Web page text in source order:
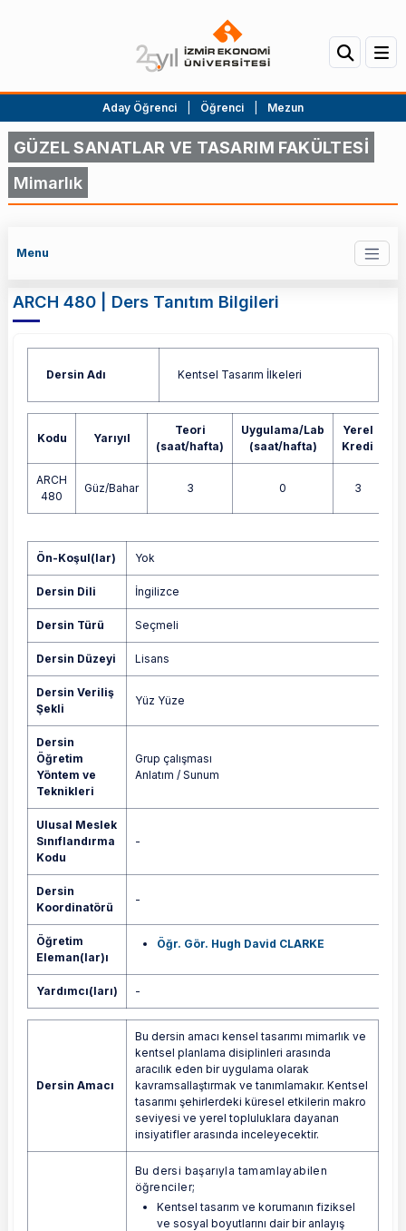
Aday Öğrenci Öğrenci Mezun
GÜZEL SANATLAR VE TASARIM FAKÜLTESİ
Mimarlık
Menu
ARCH 480 | Ders Tanıtım Bilgileri
Dersin Adı Kentsel Tasarım İlkeleri
Kodu Yarıyıl
Teori
(saat/hafta)
Uygulama/Lab
(saat/hafta)
Yerel
Kredi
ARCH
480
Güz/Bahar 3 0 3
Yok
Ön-Koşul(lar) Yok
Dersin Dili İngilizce
Dersin Türü Seçmeli
Dersin Düzeyi Lisans
Dersin Veriliş
Şekli
Yüz Yüze
Dersin
Öğretim
Yöntem ve
Teknikleri
Grup çalışması
Anlatım / Sunum
Ulusal Meslek
Sınıflandırma
Kodu
-
Dersin
Koordinatörü
-
Öğretim
Eleman(lar)ı
Öğr. Gör. Hugh David CLARKE
Yardımcı(ları) -
Dersin Amacı
Bu dersin amacı kensel tasarımı mimarlık ve
kentsel planlama disiplinleri arasında
aracılık eden bir uygulama olarak
kavramsallaştırmak ve tanımlamakır. Kentsel
tasarımı şehirlerdeki küresel etkilerin makro
seviyesi ve yerel topluluklara dayanan
insiyatifler arasında inceleyecektir.
Bu dersi başarıyla tamamlayabilen
öğrenciler;
Kentsel tasarım ve korumanın fiziksel
ve sosyal boyutlarını dair bir anlayış